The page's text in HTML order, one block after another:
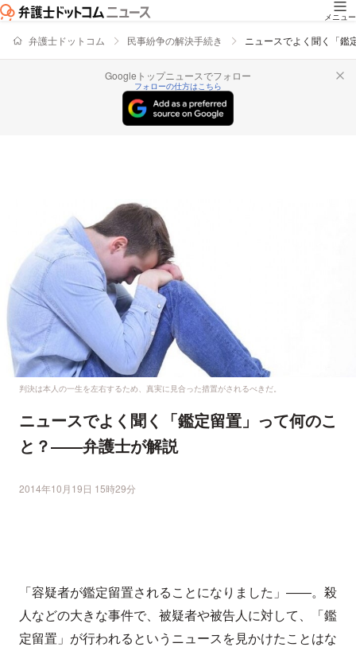
メニュー
弁護士ドットコム 民事紛争の解決手続き ニュースでよく聞く「
Googleトップニュースでフォロー
フォローの仕方はこちら
判決は本人の一生を左右するため、真実に見合った措置がされるべきだ。
ニュースでよく聞く「鑑定留置」って何のこ
と？――弁護士が解説
2014年10月19日 15時29分
「容疑者が鑑定留置されることになりました」――。殺
人などの大きな事件で、被疑者や被告人に対して、「鑑
定留置」が行われるというニュースを見かけたことはな